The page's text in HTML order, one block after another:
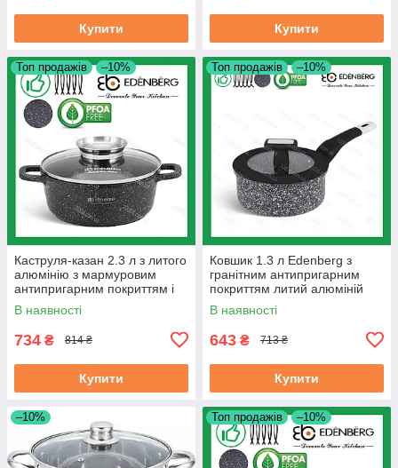
Купити Купити
Топ продажів –10%
Каструля-казан 2.3 л з литого
алюмінію з мармуровим
антипригарним покриттям і
кришкою Edenberg 20 см
(EB-8116)
В наявності
734 ₴ 814 ₴
Купити
Топ продажів –10%
Ковшик 1.3 л Edenberg з
гранітним антипригарним
покриттям литий алюміній
(EB-3327)
В наявності
643 ₴ 713 ₴
Купити
–10% Топ продажів –10%